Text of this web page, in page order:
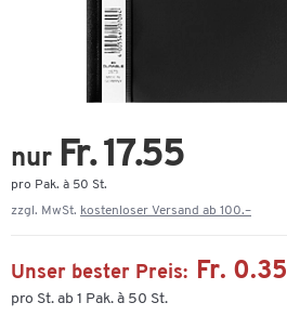
nur Fr. 17.55
pro Pak. à 50 St.
zzgl. MwSt. kostenloser Versand ab 100.–
Unser bester Preis: Fr. 0.35
pro St. ab 1 Pak. à 50 St.